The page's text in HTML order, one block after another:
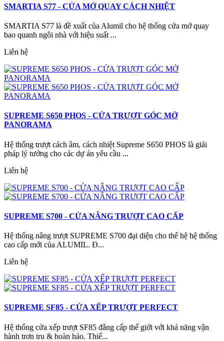
SMARTIA S77 - CỬA MỞ QUAY CÁCH NHIỆT
SMARTIA S77 là đề xuất của Alumil cho hệ thống cửa mở quay
bao quanh ngôi nhà với hiệu suất ...
Liên hệ
SUPREME S650 PHOS - CỬA TRƯỢT GÓC MỞ
PANORAMA
Hệ thống trượt cách âm, cách nhiệt Supreme S650 PHOS là giải
pháp lý tưởng cho các dự án yêu cầu ...
Liên hệ
SUPREME S700 - CỬA NÂNG TRƯỢT CAO CẤP
Hệ thống nâng trượt SUPREME S700 đại diện cho thế hệ hệ thống
cao cấp mới của ALUMIL. Đ...
Liên hệ
SUPREME SF85 - CỬA XẾP TRƯỢT PERFECT
Hệ thống cửa xếp trượt SF85 đẳng cấp thế giới với khả năng vận
hành trơn tru & hoàn hảo. Thiế...